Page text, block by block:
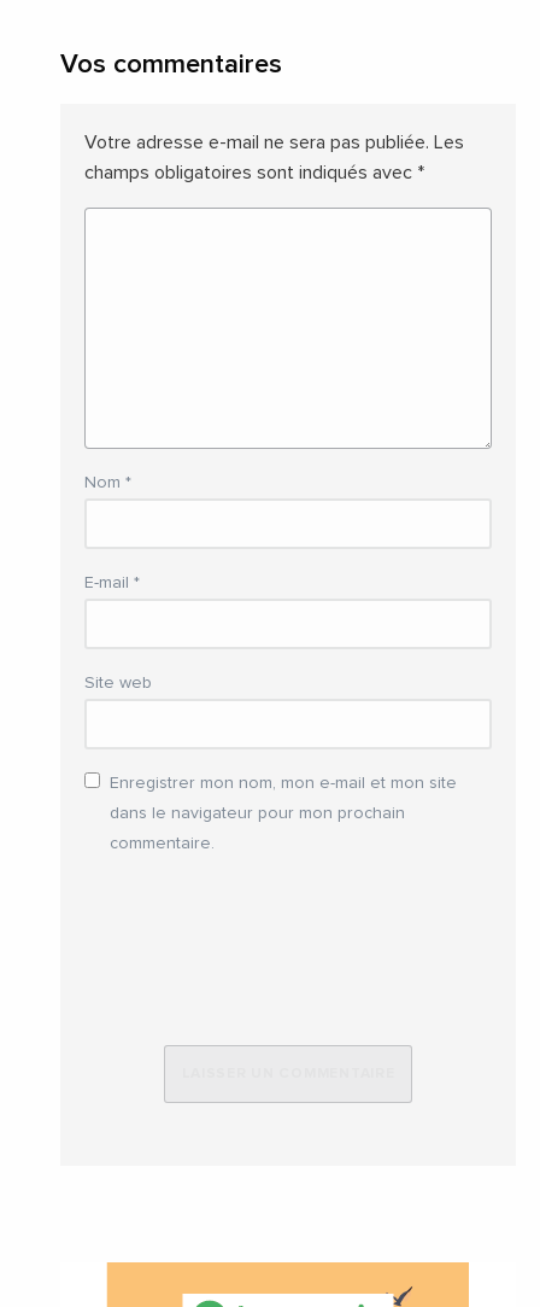
Vos commentaires
Votre adresse e-mail ne sera pas publiée. Les
champs obligatoires sont indiqués avec *
Nom *
E-mail *
Site web
Enregistrer mon nom, mon e-mail et mon site
dans le navigateur pour mon prochain
commentaire.